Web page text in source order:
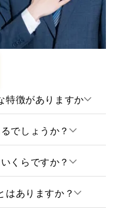
特徴がありますか
でしょうか？
くらですか？
はありますか？